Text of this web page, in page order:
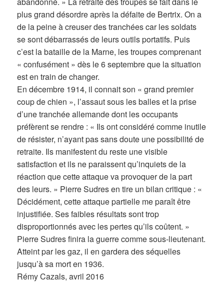
plus grand désordre après la défaite de Bertrix. On a
de la peine à creuser des tranchées car les soldats
se sont débarrassés de leurs outils portatifs. Puis
c’est la bataille de la Marne, les troupes comprenant
« confusément » dès le 6 septembre que la situation
est en train de changer.
En décembre 1914, il connait son « grand premier
coup de chien », l’assaut sous les balles et la prise
d’une tranchée allemande dont les occupants
préfèrent se rendre : « Ils ont considéré comme inutile
de résister, n’ayant pas sans doute une possibilité de
retraite. Ils manifestent du reste une visible
satisfaction et ils ne paraissent qu’inquiets de la
réaction que cette attaque va provoquer de la part
des leurs. » Pierre Sudres en tire un bilan critique : «
Décidément, cette attaque partielle me paraît être
injustifiée. Ses faibles résultats sont trop
disproportionnés avec les pertes qu’ils coûtent. »
Pierre Sudres finira la guerre comme sous-lieutenant.
Atteint par les gaz, il en gardera des séquelles
jusqu’à sa mort en 1936.
Rémy Cazals, avril 2016